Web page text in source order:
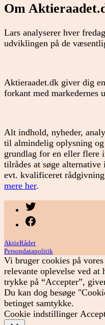
Om
Lars analyserer hver
udviklingen på de
Aktieraadet.dk giver dig
forkant med markedernes
Alt indhold, nyheder,
til almindelig oplysning
grundlag for en eller flere
tilrådes at søge
evt. kvalificeret
mere her.
AktieRådet
Persondatapolitik
Vi bruger cookies på
relevante oplevelse ved at
trykke på “Accepter”,
Du kan dog besøge
betinget samtykke.
Cookie indstillinger